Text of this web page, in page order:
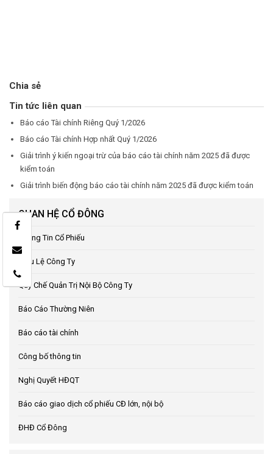
Chia sẻ
Tin tức liên quan
Báo cáo Tài chính Riêng Quý 1/2026
Báo cáo Tài chính Hợp nhất Quý 1/2026
Giải trình ý kiến ngoại trừ của báo cáo tài chính năm 2025 đã được
kiểm toán
Giải trình biến động báo cáo tài chính năm 2025 đã được kiểm toán
QUAN HỆ CỔ ĐÔNG
Thông Tin Cổ Phiếu
Điều Lệ Công Ty
Quy Chế Quản Trị Nội Bộ Công Ty
Báo Cáo Thường Niên
Báo cáo tài chính
Công bố thông tin
Nghị Quyết HĐQT
Báo cáo giao dịch cổ phiếu CĐ lớn, nội bộ
ĐHĐ Cổ Đông